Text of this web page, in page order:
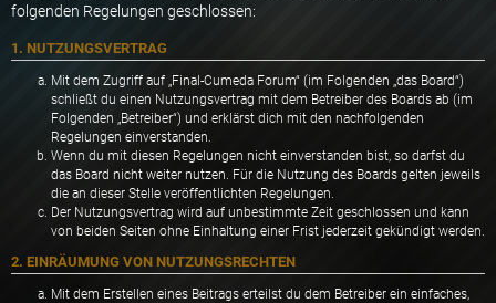
folgenden Regelungen geschlossen:
1. NUTZUNGSVERTRAG
Mit dem Zugriff auf „Final-Cumeda Forum“ (im Folgenden „das Board“)
schließt du einen Nutzungsvertrag mit dem Betreiber des Boards ab (im
Folgenden „Betreiber“) und erklärst dich mit den nachfolgenden
Regelungen einverstanden.
Wenn du mit diesen Regelungen nicht einverstanden bist, so darfst du
das Board nicht weiter nutzen. Für die Nutzung des Boards gelten jeweils
die an dieser Stelle veröffentlichten Regelungen.
Der Nutzungsvertrag wird auf unbestimmte Zeit geschlossen und kann
von beiden Seiten ohne Einhaltung einer Frist jederzeit gekündigt werden.
2. EINRÄUMUNG VON NUTZUNGSRECHTEN
Mit dem Erstellen eines Beitrags erteilst du dem Betreiber ein einfaches,